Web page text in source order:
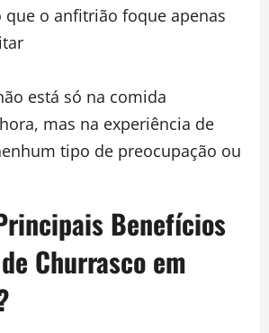
o anfitrião foque apenas
está só na comida
mas na experiência de
tipo de preocupação ou
Benefícios
Churrasco em